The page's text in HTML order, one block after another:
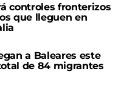
controles fronterizos
que lleguen en
a Baleares este
de 84 migrantes